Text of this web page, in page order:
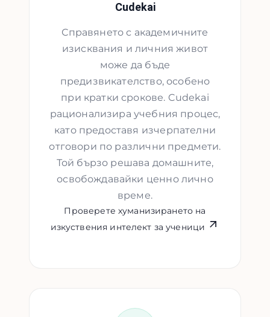
Cudekai
Справянето с академичните
изисквания и личния живот
може да бъде
предизвикателство, особено
при кратки срокове. Cudekai
рационализира учебния процес,
като предоставя изчерпателни
отговори по различни предмети.
Той бързо решава домашните,
освобождавайки ценно лично
време.
Проверете хуманизирането на
изкуствения интелект за ученици